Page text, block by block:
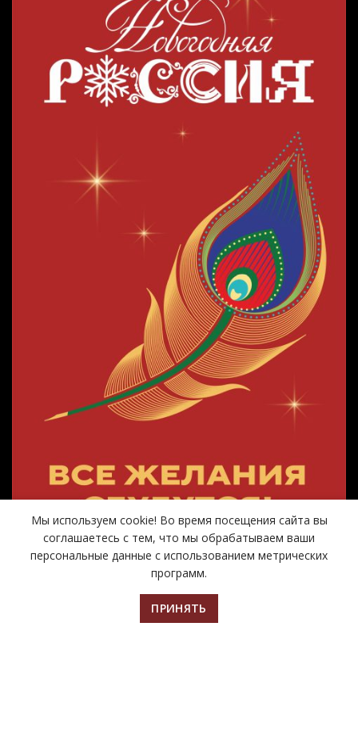
Билеты Афиша
Мы используем cookie! Во время посещения сайта вы
соглашаетесь с тем, что мы обрабатываем ваши
персональные данные с использованием метрических
программ.
ПРИНЯТЬ